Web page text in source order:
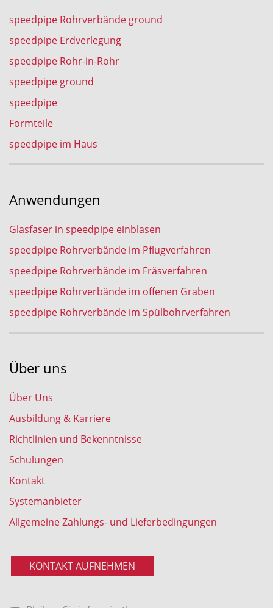
speedpipe Rohrverbände ground
speedpipe Erdverlegung
speedpipe Rohr-in-Rohr
speedpipe ground
speedpipe
Formteile
speedpipe im Haus
Anwendungen
Glasfaser in speedpipe einblasen
speedpipe Rohrverbände im Pflugverfahren
speedpipe Rohrverbände im Fräsverfahren
speedpipe Rohrverbände im offenen Graben
speedpipe Rohrverbände im Spülbohrverfahren
Über uns
Über Uns
Ausbildung & Karriere
Richtlinien und Bekenntnisse
Schulungen
Kontakt
Systemanbieter
Allgemeine Zahlungs- und Lieferbedingungen
KONTAKT AUFNEHMEN